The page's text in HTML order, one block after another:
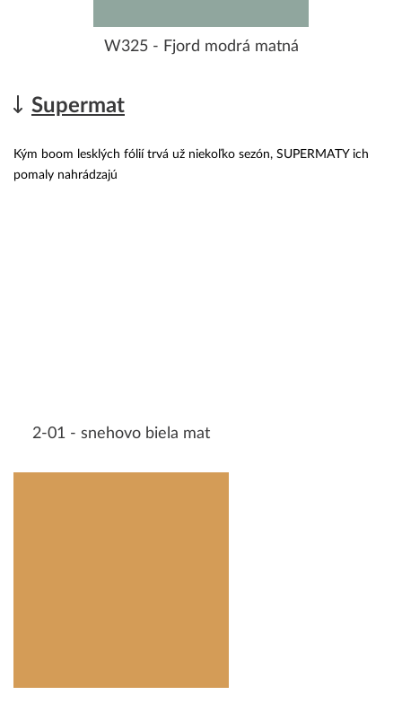
W325 - Fjord modrá matná
Supermat
Kým boom lesklých fólií trvá už niekoľko sezón, SUPERMATY ich
pomaly nahrádzajú
2-01 - snehovo biela mat